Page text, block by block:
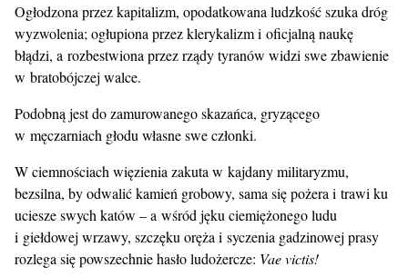
Ogłodzona przez kapitalizm, opodatkowana ludzkość szuka dróg
wyzwolenia; ogłupiona przez klerykalizm i oficjalną naukę
błądzi, a rozbestwiona przez rządy tyranów widzi swe zbawienie
w bratobójczej walce.
Podobną jest do zamurowanego skazańca, gryzącego
w męczarniach głodu własne swe członki.
W ciemnościach więzienia zakuta w kajdany militaryzmu,
bezsilna, by odwalić kamień grobowy, sama się pożera i trawi ku
uciesze swych katów – a wśród jęku ciemiężonego ludu
i giełdowej wrzawy, szczęku oręża i syczenia gadzinowej prasy
rozlega się powszechnie hasło ludożercze: Vae victis!